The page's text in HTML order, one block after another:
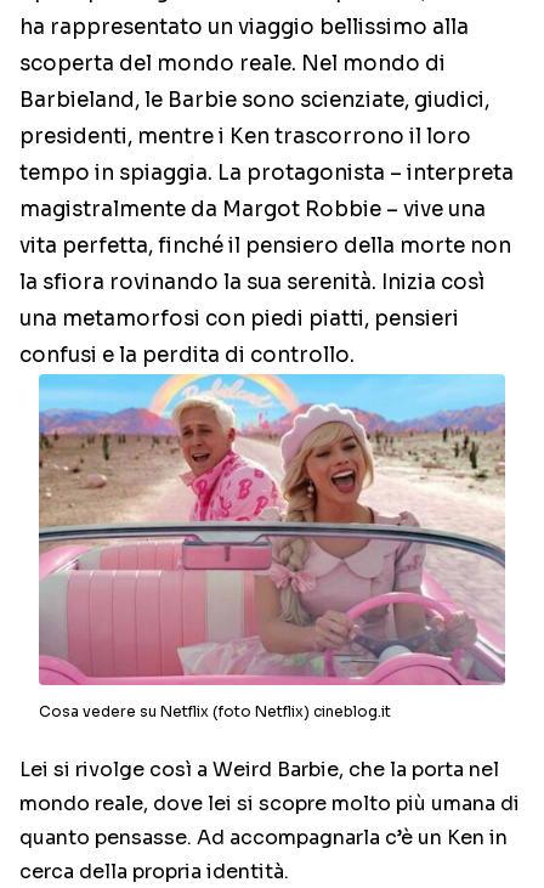
ha rappresentato un viaggio bellissimo alla
scoperta del mondo reale. Nel mondo di
Barbieland, le Barbie sono scienziate, giudici,
presidenti, mentre i Ken trascorrono il loro
tempo in spiaggia. La protagonista – interpreta
magistralmente da Margot Robbie – vive una
vita perfetta, finché il pensiero della morte non
la sfiora rovinando la sua serenità. Inizia così
una metamorfosi con piedi piatti, pensieri
confusi e la perdita di controllo.
Cosa vedere su Netflix (foto Netflix) cineblog.it
Lei si rivolge così a Weird Barbie, che la porta nel
mondo reale, dove lei si scopre molto più umana di
quanto pensasse. Ad accompagnarla c’è un Ken in
cerca della propria identità.